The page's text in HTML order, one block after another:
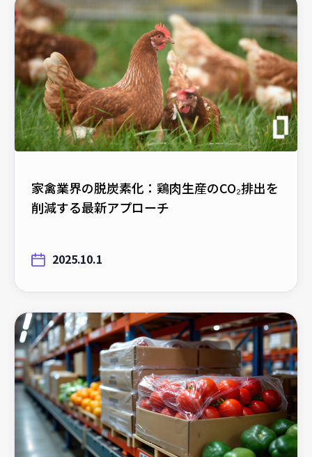
家禽業界の脱炭素化：鶏肉生産のCO₂排出を
削減する最新アプローチ
2025.10.1